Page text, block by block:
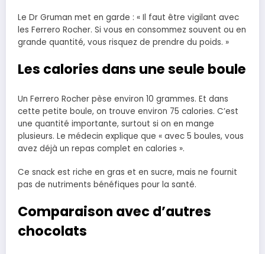
Le Dr Gruman met en garde : « Il faut être vigilant avec
les Ferrero Rocher. Si vous en consommez souvent ou en
grande quantité, vous risquez de prendre du poids. »
Les calories dans une seule boule
Un Ferrero Rocher pèse environ 10 grammes. Et dans
cette petite boule, on trouve environ 75 calories. C’est
une quantité importante, surtout si on en mange
plusieurs. Le médecin explique que « avec 5 boules, vous
avez déjà un repas complet en calories ».
Ce snack est riche en gras et en sucre, mais ne fournit
pas de nutriments bénéfiques pour la santé.
Comparaison avec d’autres
chocolats